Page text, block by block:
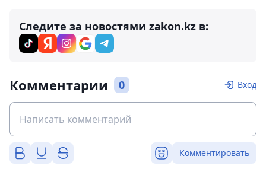
Следите за новостями zakon.kz в:
Комментарии 0 Вход
Комментировать